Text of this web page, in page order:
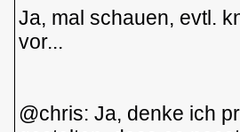
Ja, mal schauen, evtl.
vor...
@chris: Ja, denke ich